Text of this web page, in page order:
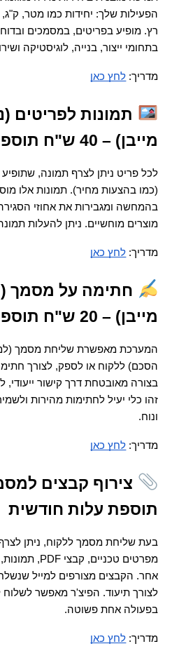
בתחומי ייצור, בנייה, לוגיסטיקה
מדריך: לחץ כאן
מייבן) – 40 ש"ח תוספת עלות חודשית
מוצרים מוחשיים. ניתן להעלות
מדריך: לחץ כאן
מייבן) – 20 ש"ח תוספת עלות חודשית
ונוח.
מדריך: לחץ כאן
תוספת עלות חודשית
בפעולה אחת פשוטה.
מדריך: לחץ כאן